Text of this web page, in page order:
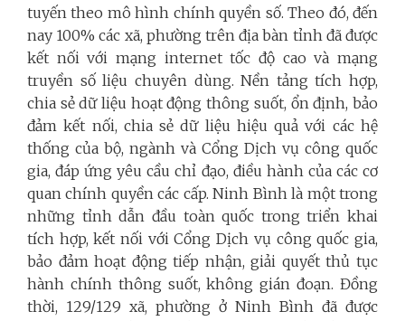
tuyến theo mô hình chính quyền số.Theo đó, đến
nay 100% các xã, phường trên địa bàn tỉnh đã được
kết nối với mạng internet tốc độ cao và mạng
truyền số liệu chuyên dùng. Nền tảng tích hợp,
chia sẻ dữ liệu hoạt động thông suốt, ổn định, bảo
đảm kết nối, chia sẻ dữ liệu hiệu quả với các hệ
thống của bộ, ngành và Cổng Dịch vụ công quốc
gia, đáp ứng yêu cầu chỉ đạo, điều hành của các cơ
quan chính quyền các cấp. Ninh Bình là một trong
những tỉnh dẫn đầu toàn quốc trong triển khai
tích hợp, kết nối với Cổng Dịch vụ công quốc gia,
bảo đảm hoạt động tiếp nhận, giải quyết thủ tục
hành chính thông suốt, không gián đoạn. Đồng
thời, 129/129 xã, phường ở Ninh Bình đã được